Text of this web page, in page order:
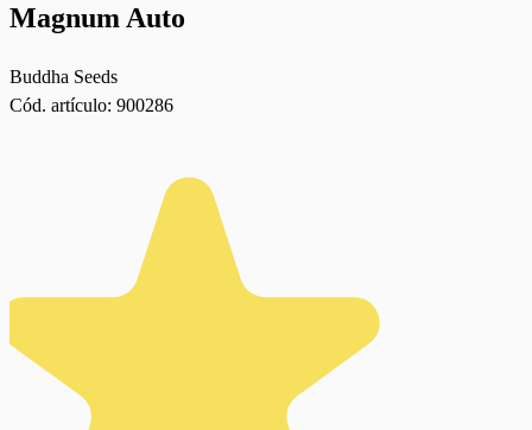
Magnum Auto
Buddha Seeds
Cód. artículo: 900286